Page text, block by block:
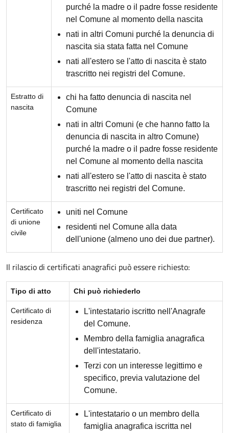
purché la madre o il padre fosse residente
nel Comune al momento della nascita
nati in altri Comuni purché la denuncia di
nascita sia stata fatta nel Comune
nati all'estero se l'atto di nascita è stato
trascritto nei registri del Comune.
Estratto di
nascita
chi ha fatto denuncia di nascita nel
Comune
nati in altri Comuni (e che hanno fatto la
denuncia di nascita in altro Comune)
purché la madre o il padre fosse residente
nel Comune al momento della nascita
nati all'estero se l'atto di nascita è stato
trascritto nei registri del Comune.
Certificato
di unione
civile
uniti nel Comune
residenti nel Comune alla data
dell'unione (almeno uno dei due partner).
Il rilascio di certificati anagrafici può essere richiesto:
Tipo di atto Chi può richiederlo
Certificato di
residenza
L'intestatario iscritto nell'Anagrafe
del Comune.
Membro della famiglia anagrafica
dell'intestatario.
Terzi con un interesse legittimo e
specifico, previa valutazione del
Comune.
Certificato di
stato di famiglia
L'intestatario o un membro della
famiglia anagrafica iscritta nel